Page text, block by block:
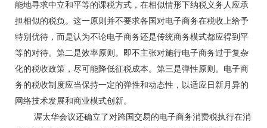
能地寻求中立和平等的课税方式，在相似情形下纳税义务人应承
担相似的税负。这一原则并不要求各国对电子商务在税收上给予
特别优待，而是认为不论电子商务还是传统商务模式都应得到平
等的对待。第二是效率原则。即不主张对施行电子商务过于复杂
化的税收政策，尽可能降低征税成本。第三是弹性原则。电子商
务的税收制度应当保持一定的弹性和动态性，以适应日新月异的
网络技术发展和商业模式创新。
渥太华会议还确立了对跨国交易的电子商务消费税执行在消